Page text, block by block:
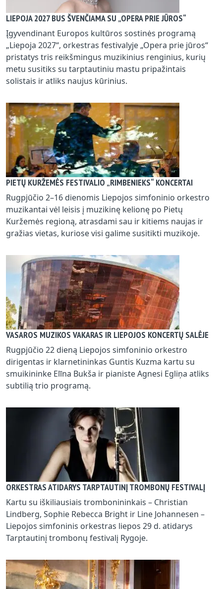
LIEPOJA 2027 BUS ŠVENČIAMA SU „OPERA PRIE JŪROS“
Įgyvendinant Europos kultūros sostinės programą
„Liepoja 2027“, orkestras festivalyje „Opera prie jūros“
pristatys tris reikšmingus muzikinius renginius, kurių
metu susitiks su tarptautiniu mastu pripažintais
solistais ir atliks naujus kūrinius.
PIETŲ KURŽEMĖS FESTIVALIO „RIMBENIEKS“ KONCERTAI
Rugpjūčio 2–16 dienomis Liepojos simfoninio orkestro
muzikantai vėl leisis į muzikinę kelionę po Pietų
Kuržemės regioną, atrasdami sau ir kitiems naujas ir
gražias vietas, kuriose visi galime susitikti muzikoje.
VASAROS MUZIKOS VAKARAS IR LIEPOJOS KONCERTŲ SALĖJE
Rugpjūčio 22 dieną Liepojos simfoninio orkestro
dirigentas ir klarnetininkas Guntis Kuzma kartu su
smuikininke Elīna Bukša ir pianiste Agnesi Egliņa atliks
subtilią trio programą.
ORKESTRAS ATIDARYS TARPTAUTINĮ TROMBONŲ FESTIVALĮ
Kartu su iškiliausiais trombonininkais – Christian
Lindberg, Sophie Rebecca Bright ir Line Johannesen –
Liepojos simfoninis orkestras liepos 29 d. atidarys
Tarptautinį trombonų festivalį Rygoje.